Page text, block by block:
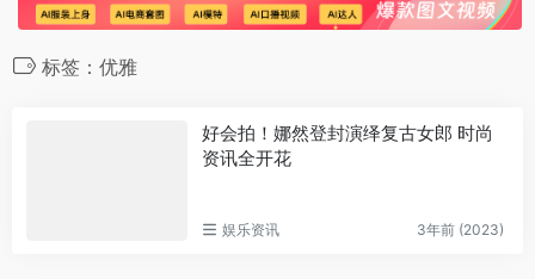
标签：优雅
好会拍！娜然登封演绎复古女郎 时尚
资讯全开花
娱乐资讯 3年前 (2023)